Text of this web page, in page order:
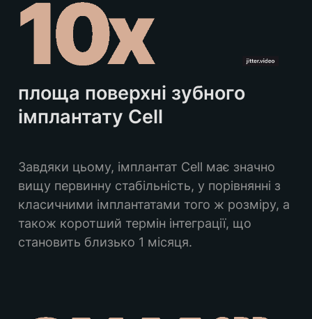
площа поверхні зубного
імплантату Cell
Завдяки цьому, імплантат Cell має значно
вищу первинну стабільність, у порівнянні з
класичними імплантатами того ж розміру, а
також коротший термін інтеграції, що
становить близько 1 місяця.